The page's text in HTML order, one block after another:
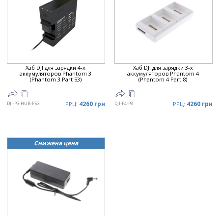
▼
▲
▼
Хаб DJI для зарядки 4-х
аккумуляторов Phantom 3
(Phantom 3 Part 53)
DJI-P3-HUB-P53 РРЦ: 4260 грн
Хаб DJI для зарядки 3-х
аккумуляторов Phantom 4
(Phantom 4 Part 8)
DJI-P4-P8 РРЦ: 4260 грн
Снижена цена